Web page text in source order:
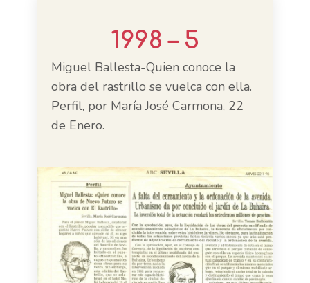
1998 – 5
Miguel Ballesta-Quien conoce la
obra del rastrillo se vuelca con ella.
Perfil, por María José Carmona, 22
de Enero.